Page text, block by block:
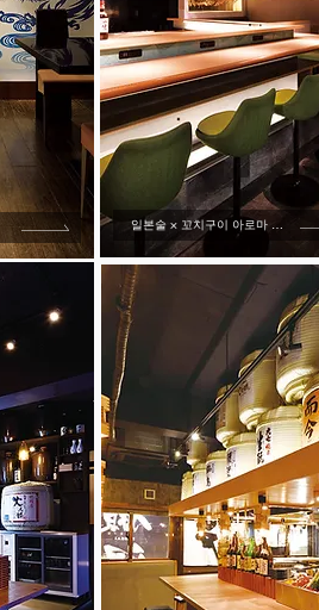
일본술 × 꼬치구이 아로마 aroma